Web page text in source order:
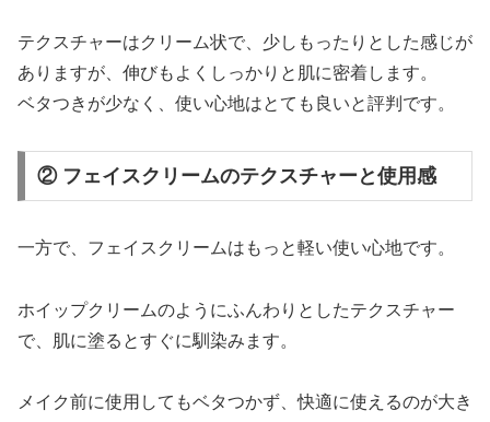
テクスチャーはクリーム状で、少しもったりとした感じが
ありますが、伸びもよくしっかりと肌に密着します。
ベタつきが少なく、使い心地はとても良いと評判です。
② フェイスクリームのテクスチャーと使用感
一方で、フェイスクリームはもっと軽い使い心地です。
ホイップクリームのようにふんわりとしたテクスチャー
で、肌に塗るとすぐに馴染みます。
メイク前に使用してもベタつかず、快適に使えるのが大き